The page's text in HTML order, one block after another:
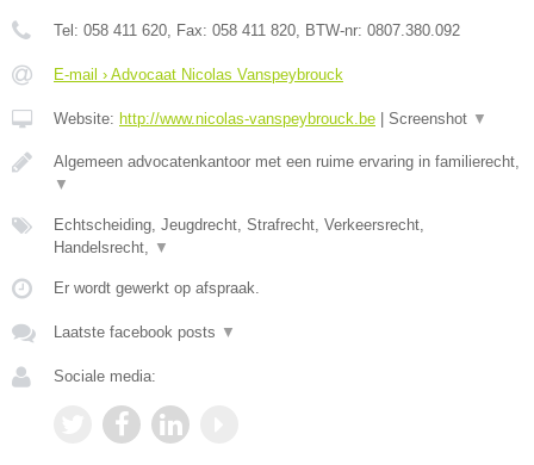
Tel: 058 411 620, Fax: 058 411 820, BTW-nr: 0807.380.092
E-mail › Advocaat Nicolas Vanspeybrouck
Website: http://www.nicolas-vanspeybrouck.be Screenshot ▼
Algemeen advocatenkantoor met een ruime ervaring in familierecht,
▼
Echtscheiding, Jeugdrecht, Strafrecht, Verkeersrecht,
Handelsrecht, ▼
Er wordt gewerkt op afspraak.
Laatste facebook posts ▼
Sociale media: